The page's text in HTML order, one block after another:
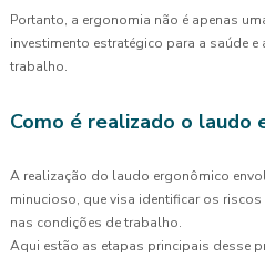
Portanto, a ergonomia não é apenas
investimento estratégico para a saúde
trabalho.
Como é realizado o laudo
A realização do laudo ergonômico
minucioso, que visa identificar os
nas condições de trabalho.
Aqui estão as etapas principais desse